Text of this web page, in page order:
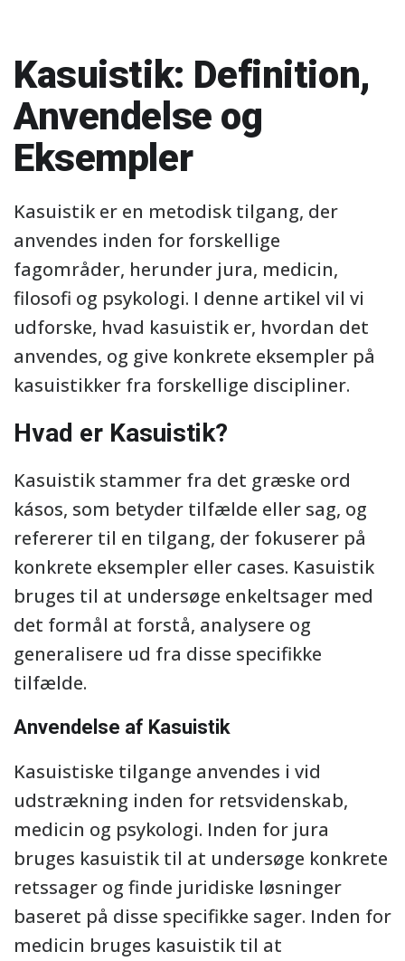
Kasuistik: Definition,
Anvendelse og
Eksempler
Kasuistik er en metodisk tilgang, der
anvendes inden for forskellige
fagområder, herunder jura, medicin,
filosofi og psykologi. I denne artikel vil vi
udforske, hvad kasuistik er, hvordan det
anvendes, og give konkrete eksempler på
kasuistikker fra forskellige discipliner.
Hvad er Kasuistik?
Kasuistik stammer fra det græske ord
kásos, som betyder tilfælde eller sag, og
refererer til en tilgang, der fokuserer på
konkrete eksempler eller cases. Kasuistik
bruges til at undersøge enkeltsager med
det formål at forstå, analysere og
generalisere ud fra disse specifikke
tilfælde.
Anvendelse af Kasuistik
Kasuistiske tilgange anvendes i vid
udstrækning inden for retsvidenskab,
medicin og psykologi. Inden for jura
bruges kasuistik til at undersøge konkrete
retssager og finde juridiske løsninger
baseret på disse specifikke sager. Inden for
medicin bruges kasuistik til at